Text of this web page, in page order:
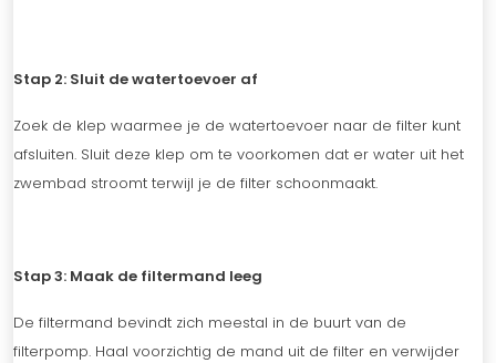
Stap 2: Sluit de watertoevoer af
Zoek de klep waarmee je de watertoevoer naar de filter kunt
afsluiten. Sluit deze klep om te voorkomen dat er water uit het
zwembad stroomt terwijl je de filter schoonmaakt.
Stap 3: Maak de filtermand leeg
De filtermand bevindt zich meestal in de buurt van de
filterpomp. Haal voorzichtig de mand uit de filter en verwijder